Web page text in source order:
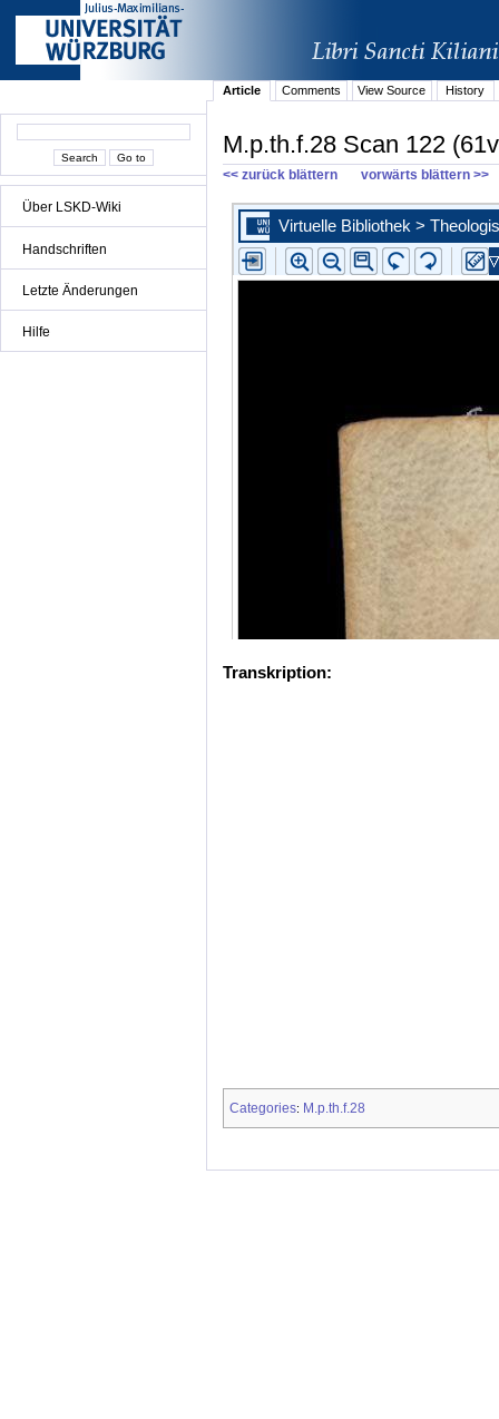
Über LSKD-Wiki
Handschriften
Letzte Änderungen
Hilfe
Article Comments View Source History
M.p.th.f.28 Scan 122
<< zurück blättern vorwärts blättern >>
Transkription:
Categories: M.p.th.f.28